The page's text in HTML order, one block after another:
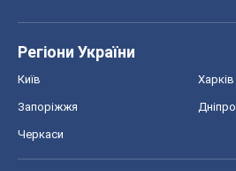
Регіони України
Київ Харків
Запоріжжя Дніпро
Черкаси